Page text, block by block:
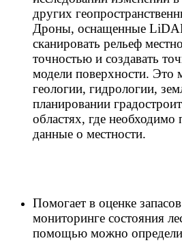
других
Дроны, оснащенные
сканировать рельеф
точностью и создавать
модели поверхности. Это
геологии, гидрологии,
планировании
областях, где необходимо
данные о местности.
Помогает в оценке
мониторинге состояния
помощью можно